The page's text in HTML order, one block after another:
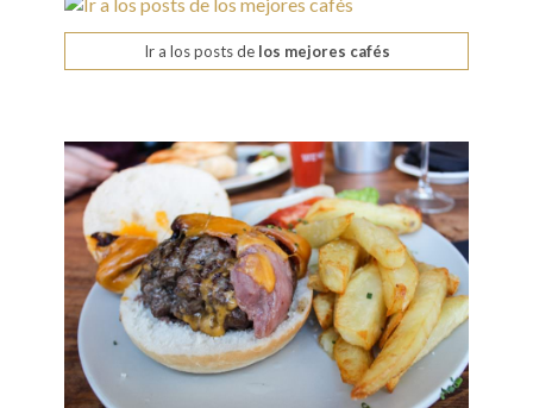
Ir a los posts delos mejores cafés